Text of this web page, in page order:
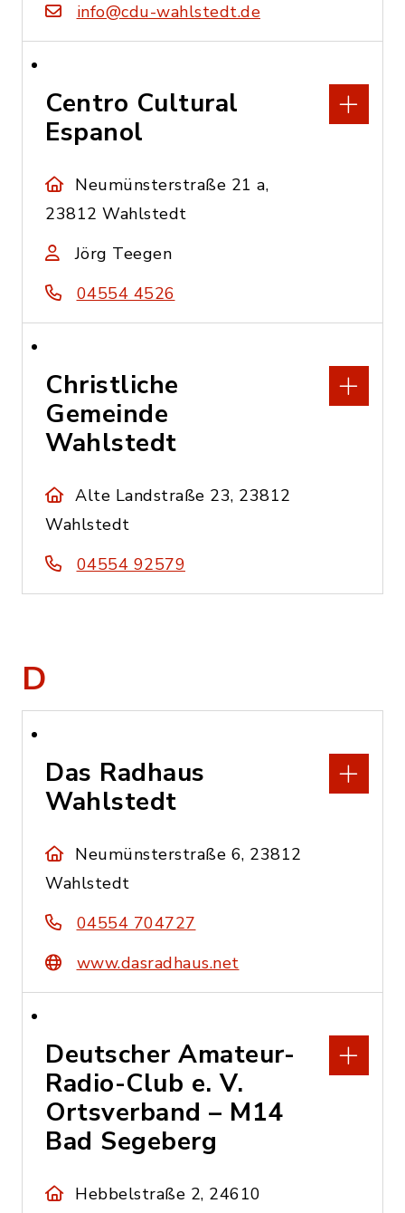
info@cdu-wahlstedt.de
Centro Cultural
Espanol
Neumünsterstraße 21 a,
23812 Wahlstedt
Jörg Teegen
04554 4526
Christliche
Gemeinde
Wahlstedt
Alte Landstraße 23, 23812
Wahlstedt
04554 92579
D
Das Radhaus
Wahlstedt
Neumünsterstraße 6, 23812
Wahlstedt
04554 704727
www.dasradhaus.net
Deutscher Amateur-
Radio-Club e. V.
Ortsverband – M14
Bad Segeberg
Hebbelstraße 2, 24610